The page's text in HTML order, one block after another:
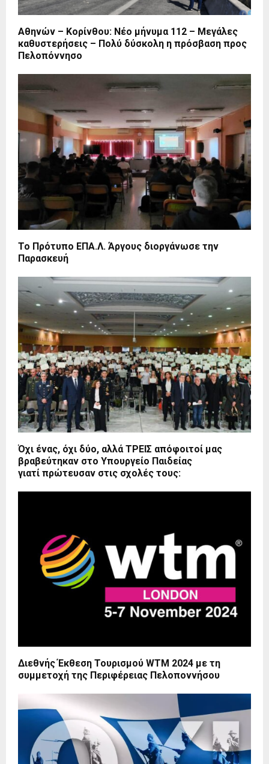
Αθηνών – Κορίνθου: Νέο μήνυμα 112 – Μεγάλες
καθυστερήσεις – Πολύ δύσκολη η πρόσβαση προς
Πελοπόννησο
Το Πρότυπο ΕΠΑ.Λ. Άργους διοργάνωσε την
Παρασκευή
Όχι ένας, όχι δύο, αλλά ΤΡΕΙΣ απόφοιτοί μας
βραβεύτηκαν στο Υπουργείο Παιδείας
γιατί πρώτευσαν στις σχολές τους:
Διεθνής Έκθεση Τουρισμού WTM 2024 με τη
συμμετοχή της Περιφέρειας Πελοποννήσου